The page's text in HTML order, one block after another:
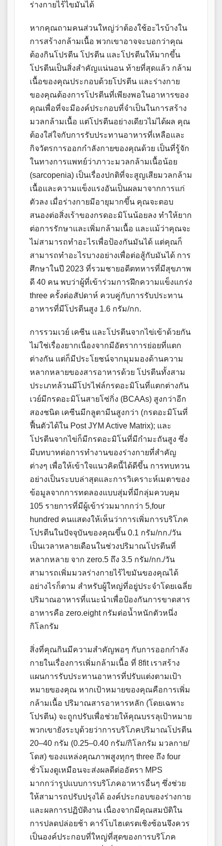
ร่างกายไร้ไขมันได้
หากคุณถามคนส่วนใหญ่ว่าต้องใช้อะไรบ้างใน
การสร้างกล้ามเนื้อ พวกเขาอาจจะบอกว่าคุณ
ต้องกินโปรตีน โปรตีน และโปรตีนให้มากขึ้น
โปรตีนเป็นสิ่งสำคัญแน่นอน ท้ายที่สุดแล้ว กล้าม
เนื้อของคุณประกอบด้วยโปรตีน และร่างกาย
ของคุณต้องการโปรตีนที่เพียงพอในอาหารของ
คุณเพื่อที่จะมีองค์ประกอบที่จำเป็นในการสร้าง
มวลกล้ามเนื้อ แต่โปรตีนอย่างเดียวไม่ได้ผล คุณ
ต้องใส่ใจกับการรับประทานอาหารที่เหลือและ
กิจวัตรการออกกำลังกายของคุณด้วย เป็นที่รู้จัก
ในทางการแพทย์ว่าภาวะมวลกล้ามเนื้อน้อย
(sarcopenia) เป็นเรื่องปกติที่จะสูญเสียมวลกล้าม
เนื้อและความแข็งแรงอันเป็นผลมาจากการแก่
ตัวลง เมื่อร่างกายมีอายุมากขึ้น คุณจะตอบ
สนองต่อสิ่งเร้าของกรดอะมิโนน้อยลง ทำให้ยาก
ต่อการรักษาและเพิ่มกล้ามเนื้อ และแม้ว่าคุณจะ
ไม่สามารถทำอะไรเพื่อป้องกันมันได้ แต่คุณก็
สามารถทำอะไรบางอย่างเพื่อต่อสู้กับมันได้ การ
ศึกษาในปี 2023 ที่รวมชายอดีตทหารที่มีสุขภาพ
ดี 40 คน พบว่าผู้ที่เข้าร่วมการฝึกความแข็งแกร่ง
three ครั้งต่อสัปดาห์ ควบคู่กับการรับประทาน
อาหารที่มีโปรตีนสูง 1.6 กรัม/กก.
การรวมเวย์ เคซีน และโปรตีนจากไข่เข้าด้วยกัน
ไม่ใช่เรื่องยากเนื่องจากมีอัตราการย่อยที่แตก
ต่างกัน แต่ก็มีประโยชน์จากมุมมองด้านความ
หลากหลายของสารอาหารด้วย โปรตีนทั้งสาม
ประเภทล้วนมีโปรไฟล์กรดอะมิโนที่แตกต่างกัน
เวย์มีกรดอะมิโนสายโซ่กิ่ง (BCAAs) สูงกว่าอีก
สองชนิด เคซีนมีกลูตามีนสูงกว่า (กรดอะมิโนที่
ฟื้นตัวได้ใน Post JYM Active Matrix); และ
โปรตีนจากไข่ก็มีกรดอะมิโนที่มีกำมะถันสูง ซึ่ง
มีบทบาทต่อการทำงานของร่างกายที่สำคัญ
ต่างๆ เพื่อให้เข้าใจแนวคิดนี้ได้ดีขึ้น การทบทวน
อย่างเป็นระบบล่าสุดและการวิเคราะห์เมตาของ
ข้อมูลจากการทดลองแบบสุ่มที่มีกลุ่มควบคุม
105 รายการที่มีผู้เข้าร่วมมากกว่า 5,four
hundred คนแสดงให้เห็นว่าการเพิ่มการบริโภค
โปรตีนในปัจจุบันของคุณขึ้น 0.1 กรัม/กก./วัน
เป็นเวลาหลายเดือนในช่วงปริมาณโปรตีนที่
หลากหลาย จาก zero.5 ถึง 3.5 กรัม/กก./วัน
สามารถเพิ่มมวลร่างกายไร้ไขมันของคุณได้
อย่างไรก็ตาม สำหรับผู้ใหญ่ที่อยู่ประจำโดยเฉลี่ย
ปริมาณอาหารที่แนะนำเพื่อป้องกันการขาดสาร
อาหารคือ zero.eight กรัมต่อน้ำหนักตัวหนึ่ง
กิโลกรัม
สิ่งที่คุณกินมีความสำคัญพอๆ กับการออกกำลัง
กายในเรื่องการเพิ่มกล้ามเนื้อ ที่ 8fit เราสร้าง
แผนการรับประทานอาหารที่ปรับแต่งตามเป้า
หมายของคุณ หากเป้าหมายของคุณคือการเพิ่ม
กล้ามเนื้อ ปริมาณสารอาหารหลัก (โดยเฉพาะ
โปรตีน) จะถูกปรับเพื่อช่วยให้คุณบรรลุเป้าหมาย
พวกเขายังระบุด้วยว่าการบริโภคปริมาณโปรตีน
20–40 กรัม (0.25–0.40 กรัม/กิโลกรัม มวลกาย/
โดส) ของแหล่งคุณภาพสูงทุกๆ three ถึง four
ชั่วโมงดูเหมือนจะส่งผลดีต่ออัตรา MPS
มากกว่ารูปแบบการบริโภคอาหารอื่นๆ ซึ่งช่วย
ให้สามารถปรับปรุงได้ องค์ประกอบของร่างกาย
และผลการปฏิบัติงาน เนื่องจากมีคุณสมบัติใน
การปลดปล่อยช้า คาร์โบไฮเดรตเชิงซ้อนจึงควร
เป็นองค์ประกอบที่ใหญ่ที่สุดของการบริโภค